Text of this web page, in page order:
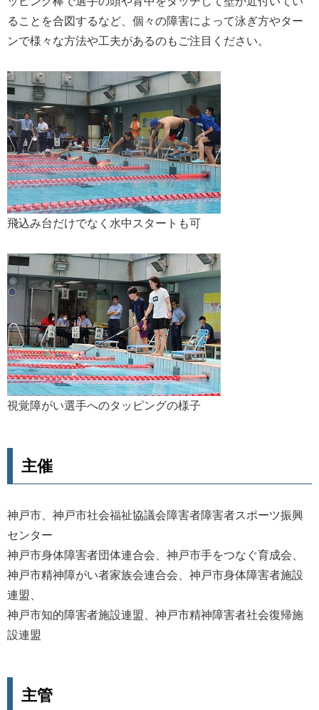
ることを合図するなど、個々の障害によって泳ぎ方やター
ンで様々な方法や工夫があるのもご注目ください。
飛込み台だけでなく水中スタートも可
視覚障がい選手へのタッピングの様子
主催
神戸市、神戸市社会福祉協議会障害者障害者スポーツ振興
センター
神戸市身体障害者団体連合会、神戸市手をつなぐ育成会、
神戸市精神障がい者家族会連合会、神戸市身体障害者施設
連盟、
神戸市知的障害者施設連盟、神戸市精神障害者社会復帰施
設連盟
主管